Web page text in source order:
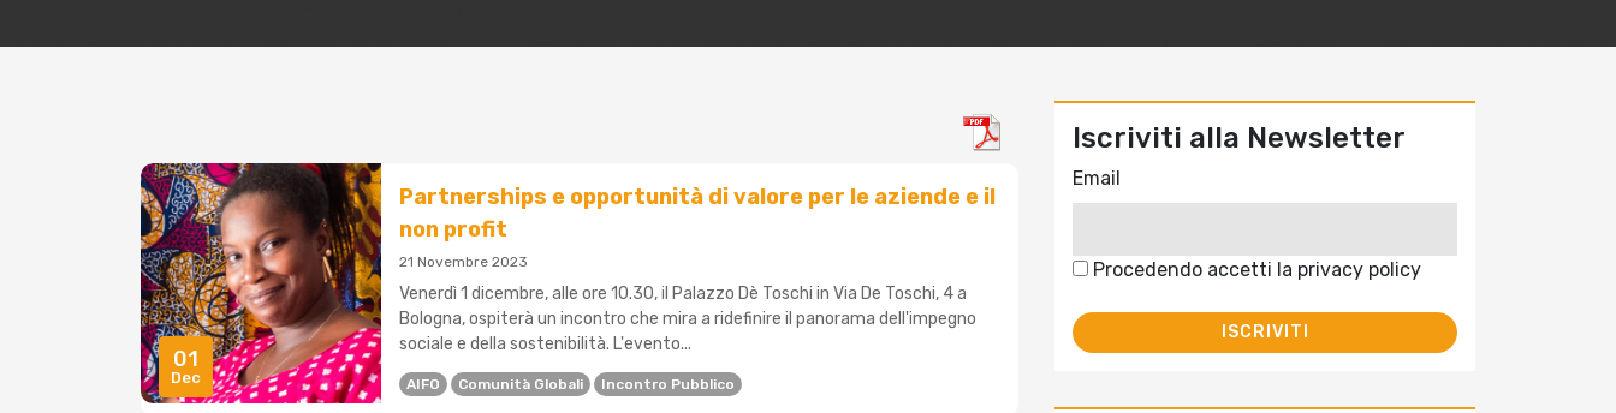
01
Dec
Partnerships e opportunità di valore per le aziende e il
non profit
21 Novembre 2023
Venerdì 1 dicembre, alle ore 10.30, il Palazzo Dè Toschi in Via De Toschi, 4 a
Bologna, ospiterà un incontro che mira a ridefinire il panorama dell'impegno
sociale e della sostenibilità. L'evento...
AIFO Comunità Globali Incontro Pubblico
Iscriviti alla Newsletter
Email
Procedendo accetti la privacy policy